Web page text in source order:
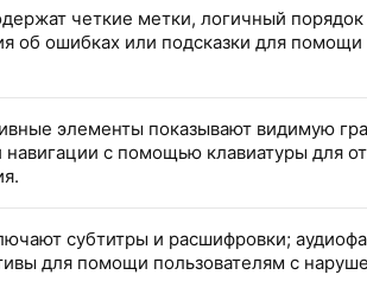
четкие метки, логичный порядок
об ошибках или подсказки для помощи
элементы показывают видимую
навигации с помощью клавиатуры для
субтитры и расшифровки;
для помощи пользователям с